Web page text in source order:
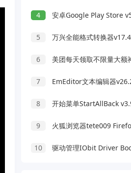
4 安卓Google Play Store
5 万兴全能格式转换器
6 美团每天领取不限量大额
7 EmEditor文本编辑器
8 开始菜单StartAllBack
9 火狐浏览器tete009
10 驱动管理IObit Driver Booster